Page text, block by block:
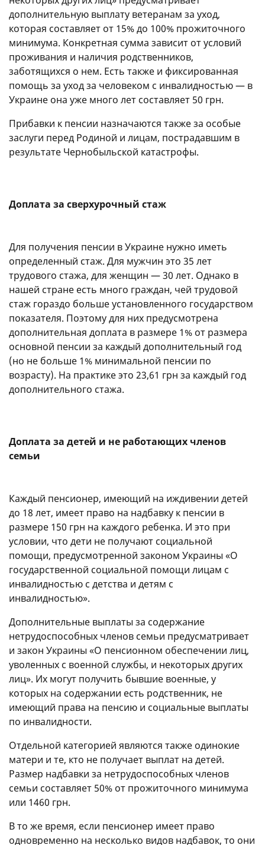
дополнительную выплату ветеранам за уход,
которая составляет от 15% до 100% прожиточного
минимума. Конкретная сумма зависит от условий
проживания и наличия родственников,
заботящихся о нем. Есть также и фиксированная
помощь за уход за человеком с инвалидностью — в
Украине она уже много лет составляет 50 грн.
Прибавки к пенсии назначаются также за особые
заслуги перед Родиной и лицам, пострадавшим в
результате Чернобыльской катастрофы.
Доплата за сверхурочный стаж
Для получения пенсии в Украине нужно иметь
определенный стаж. Для мужчин это 35 лет
трудового стажа, для женщин — 30 лет. Однако в
нашей стране есть много граждан, чей трудовой
стаж гораздо больше установленного государством
показателя. Поэтому для них предусмотрена
дополнительная доплата в размере 1% от размера
основной пенсии за каждый дополнительный год
(но не больше 1% минимальной пенсии по
возрасту). На практике это 23,61 грн за каждый год
дополнительного стажа.
Доплата за детей и не работающих членов
семьи
Каждый пенсионер, имеющий на иждивении детей
до 18 лет, имеет право на надбавку к пенсии в
размере 150 грн на каждого ребенка. И это при
условии, что дети не получают социальной
помощи, предусмотренной законом Украины «О
государственной социальной помощи лицам с
инвалидностью с детства и детям с
инвалидностью».
Дополнительные выплаты за содержание
нетрудоспособных членов семьи предусматривает
и закон Украины «О пенсионном обеспечении лиц,
уволенных с военной службы, и некоторых других
лиц». Их могут получить бывшие военные, у
которых на содержании есть родственник, не
имеющий права на пенсию и социальные выплаты
по инвалидности.
Отдельной категорией являются также одинокие
матери и те, кто не получает выплат на детей.
Размер надбавки за нетрудоспособных членов
семьи составляет 50% от прожиточного минимума
или 1460 грн.
В то же время, если пенсионер имеет право
одновременно на несколько видов надбавок, то они